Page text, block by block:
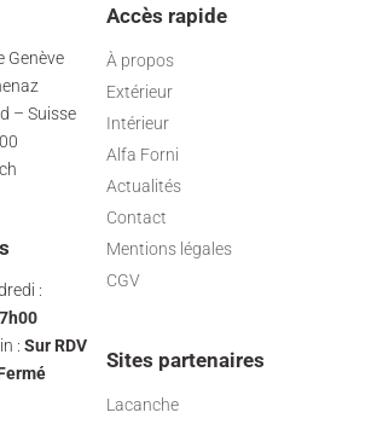
Genève
– Suisse
:
: Sur RDV
Accès rapide
À propos
Extérieur
Intérieur
Alfa Forni
Actualités
Contact
Mentions légales
CGV
Sites partenaires
Lacanche